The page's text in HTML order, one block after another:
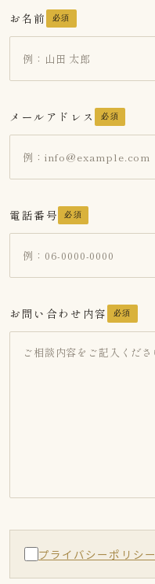
お名前 必須
メールアドレス 必須
電話番号 必須
お問い合わせ内容 必須
プライバシーポリシー